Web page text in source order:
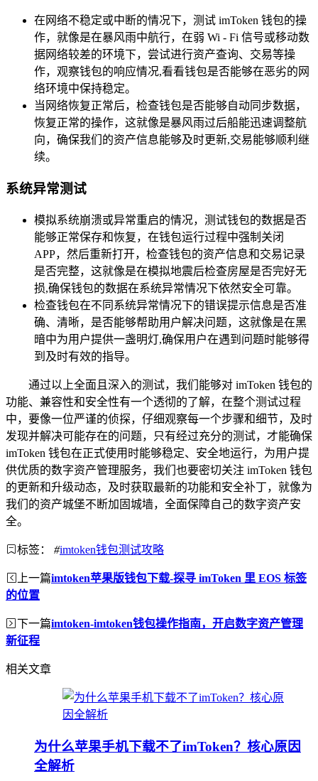
在网络不稳定或中断的情况下，测试 imToken 钱包的操
作，就像是在暴风雨中航行，在弱 Wi - Fi 信号或移动数
据网络较差的环境下，尝试进行资产查询、交易等操
作，观察钱包的响应情况,看看钱包是否能够在恶劣的网
络环境中保持稳定。
当网络恢复正常后，检查钱包是否能够自动同步数据，
恢复正常的操作，这就像是暴风雨过后船能迅速调整航
向，确保我们的资产信息能够及时更新,交易能够顺利继
续。
系统异常测试
模拟系统崩溃或异常重启的情况，测试钱包的数据是否
能够正常保存和恢复，在钱包运行过程中强制关闭
APP，然后重新打开，检查钱包的资产信息和交易记录
是否完整，这就像是在模拟地震后检查房屋是否完好无
损,确保钱包的数据在系统异常情况下依然安全可靠。
检查钱包在不同系统异常情况下的错误提示信息是否准
确、清晰，是否能够帮助用户解决问题，这就像是在黑
暗中为用户提供一盏明灯,确保用户在遇到问题时能够得
到及时有效的指导。
通过以上全面且深入的测试，我们能够对 imToken 钱包的
功能、兼容性和安全性有一个透彻的了解，在整个测试过程
中，要像一位严谨的侦探，仔细观察每一个步骤和细节，及时
发现并解决可能存在的问题，只有经过充分的测试，才能确保
imToken 钱包在正式使用时能够稳定、安全地运行，为用户提
供优质的数字资产管理服务，我们也要密切关注 imToken 钱包
的更新和升级动态，及时获取最新的功能和安全补丁，就像为
我们的资产城堡不断加固城墙，全面保障自己的数字资产安
全。
标签： #imtoken钱包测试攻略
上一篇imtoken苹果版钱包下载-探寻 imToken 里 EOS 标签
的位置
下一篇imtoken-imtoken钱包操作指南，开启数字资产管理
新征程
相关文章
为什么苹果手机下载不了imToken？核心原因
全解析